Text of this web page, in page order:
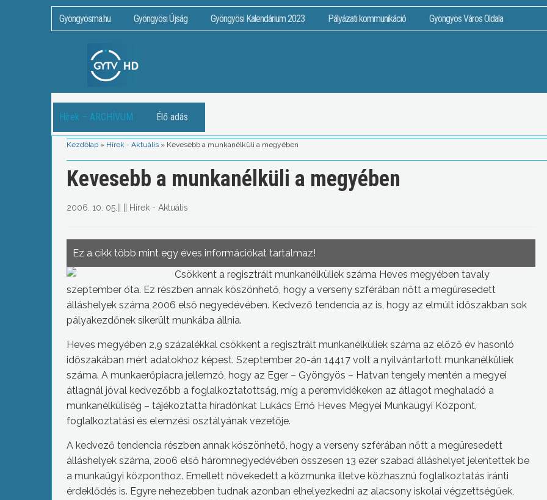
Gyöngyösma.hu Gyöngyösi Újság Gyöngyösi Kalendárium 2023 Pályázati kommunikáció Gyöngyös Város Oldala
Hírek – ARCHÍVUM Élő adás
Kezdőlap » Hírek - Aktuális » Kevesebb a munkanélküli a megyében
Kevesebb a munkanélküli a megyében
2006. 10. 05. Hírek - Aktuális
Ez a cikk több mint egy éves információkat tartalmaz!
Csökkent a regisztrált munkanélküliek száma Heves megyében tavaly
szeptember óta. Ez részben annak köszönhető, hogy a verseny szférában nőtt a megüresedett
álláshelyek száma 2006 első negyedévében. Kedvező tendencia az is, hogy az elmúlt időszakban sok
pályakezdőnek sikerült munkába állnia.
Heves megyében 2,9 százalékkal csökkent a regisztrált munkanélküliek száma az előző év hasonló
időszakában mért adatokhoz képest. Szeptember 20-án 14417 volt a nyilvántartott munkanélküliek
száma. A munkaerőpiacra jellemző, hogy az Eger – Gyöngyös – Hatvan tengely mentén a megyei
átlagnál jóval kedvezőbb a foglalkoztatottság, míg a peremvidékeken az átlagot meghaladó a
munkanélküliség – tájékoztatta híradónkat Lukács Ernő Heves Megyei Munkaügyi Központ,
foglalkoztatási és elemzési osztályának vezetője.
A kedvező tendencia részben annak köszönhető, hogy a verseny szférában nőtt a megüresedett
álláshelyek száma, 2006 első háromnegyedévében összesen 13 ezer szabad álláshelyet jelentettek be
a munkaügyi központhoz. Emellett növekedett a közmunka illetve közhasznú foglalkoztatás iránti
érdeklődés is. Egyre nehezebben tudnak azonban elhelyezkedni az alacsony iskolai végzettségűek,